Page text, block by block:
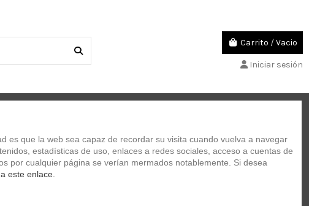
Carrito /Vacio
Iniciar sesión
es que la web sea capaz de recordar su visita cuando vuelva a navegar
estadísticas de uso, enlaces a redes sociales, acceso a cuentas de
por cualquier página se verían mermados notablemente. Si desea
este enlace.